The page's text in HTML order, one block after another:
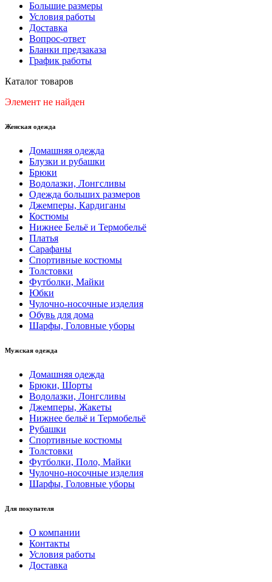
Большие размеры
Условия работы
Доставка
Вопрос-ответ
Бланки предзаказа
График работы
Каталог товаров
Элемент не найден
Женская одежда
Домашняя одежда
Блузки и рубашки
Брюки
Водолазки, Лонгсливы
Одежда больших размеров
Джемперы, Кардиганы
Костюмы
Нижнее Бельё и Термобельё
Платья
Сарафаны
Спортивные костюмы
Толстовки
Футболки, Майки
Юбки
Чулочно-носочные изделия
Обувь для дома
Шарфы, Головные уборы
Мужская одежда
Домашняя одежда
Брюки, Шорты
Водолазки, Лонгсливы
Джемперы, Жакеты
Нижнее бельё и Термобельё
Рубашки
Спортивные костюмы
Толстовки
Футболки, Поло, Майки
Чулочно-носочные изделия
Шарфы, Головные уборы
Для покупателя
О компании
Контакты
Условия работы
Доставка